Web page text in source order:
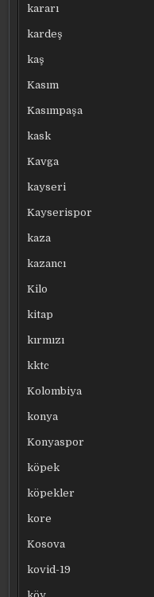
kararı
kardeş
kaş
Kasım
Kasımpaşa
kask
Kavga
kayseri
Kayserispor
kaza
kazancı
Kilo
kitap
kırmızı
kktc
Kolombiya
konya
Konyaspor
köpek
köpekler
kore
Kosova
kovid-19